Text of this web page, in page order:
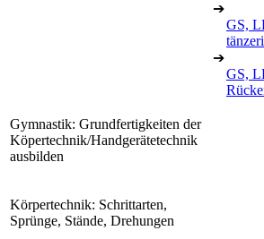
➔
GS,
➔
GS,
Gymnastik: Grundfertigkeiten der
Köpertechnik/Handgerätetechnik
ausbilden
Körpertechnik: Schrittarten,
Sprünge, Stände, Drehungen